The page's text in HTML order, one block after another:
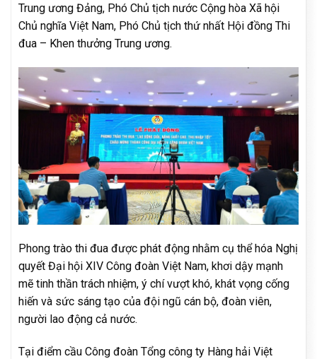
Trung ương Đảng, Phó Chủ tịch nước Cộng hòa Xã hội
Chủ nghĩa Việt Nam, Phó Chủ tịch thứ nhất Hội đồng Thi
đua – Khen thưởng Trung ương.
Phong trào thi đua được phát động nhằm cụ thể hóa Nghị
quyết Đại hội XIV Công đoàn Việt Nam, khơi dậy mạnh
mẽ tinh thần trách nhiệm, ý chí vượt khó, khát vọng cống
hiến và sức sáng tạo của đội ngũ cán bộ, đoàn viên,
người lao động cả nước.
Tại điểm cầu Công đoàn Tổng công ty Hàng hải Việt